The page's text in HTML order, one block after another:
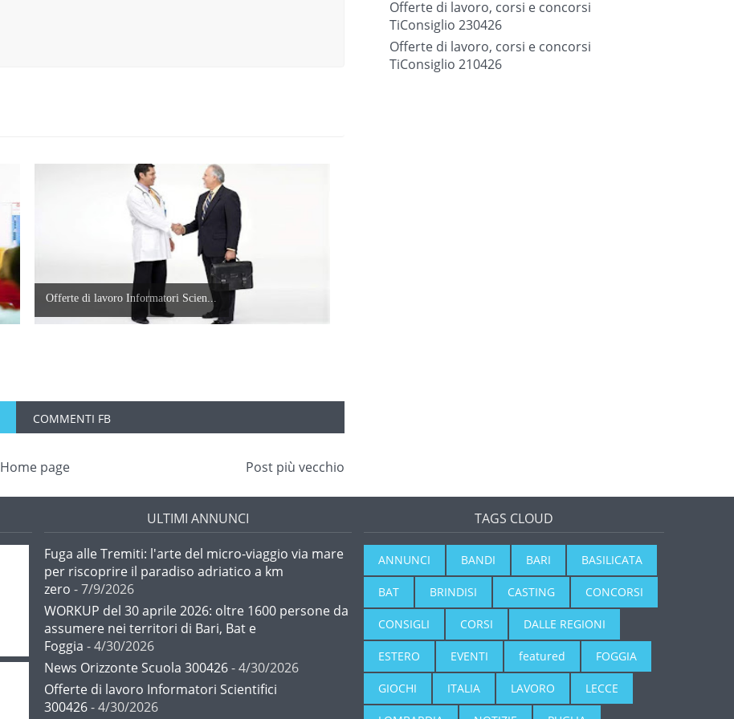
Offerte di lavoro Informatori Scien...
COMMENTI FB
Post più vecchio
Home page
Offerte di lavoro, corsi e concorsi
TiConsiglio 230426
Offerte di lavoro, corsi e concorsi
TiConsiglio 210426
ULTIMI ANNUNCI
Fuga alle Tremiti: l'arte del micro-viaggio via mare
per riscoprire il paradiso adriatico a km
zero - 7/9/2026
WORKUP del 30 aprile 2026: oltre 1600 persone da
assumere nei territori di Bari, Bat e
Foggia - 4/30/2026
News Orizzonte Scuola 300426- 4/30/2026
Offerte di lavoro Informatori Scientifici
300426- 4/30/2026
TAGS CLOUD
ANNUNCI BANDI BARI BASILICATA
BAT BRINDISI CASTING CONCORSI
CONSIGLI CORSI DALLE REGIONI
ESTERO EVENTI featured FOGGIA
GIOCHI ITALIA LAVORO LECCE